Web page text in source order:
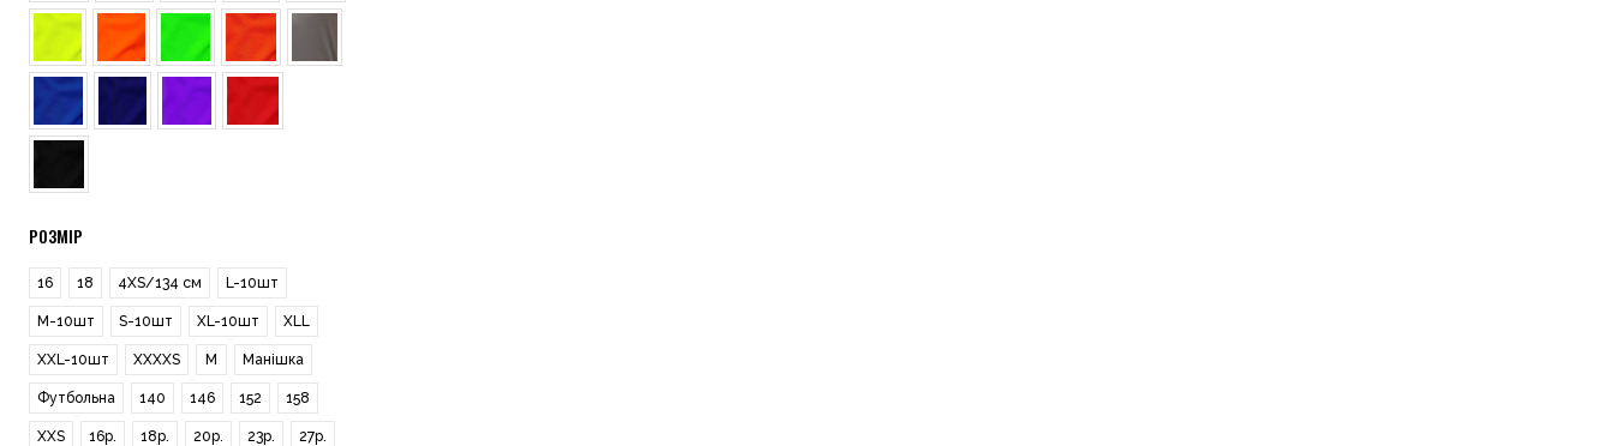
РОЗМІР
16 18 4XS/134 см L-10шт
M-10шт S-10шт XL-10шт XLL
XXL-10шт XXXXS М Манішка
Футбольна 140 146 152 158
XXS 16р. 18р. 20р. 23р. 27р.